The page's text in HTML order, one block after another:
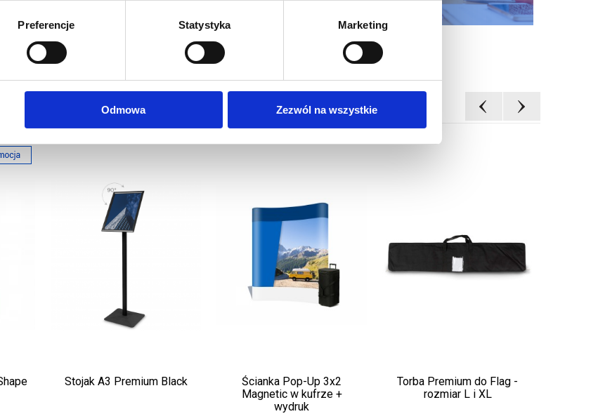
Preferencje Statystyka Marketing
Odmowa Zezwól na wszystkie
Stojak A3 Premium Black
Ścianka Pop-Up 3x2
Magnetic w kufrze +
wydruk
Torba Premium do Flag -
rozmiar L i XL